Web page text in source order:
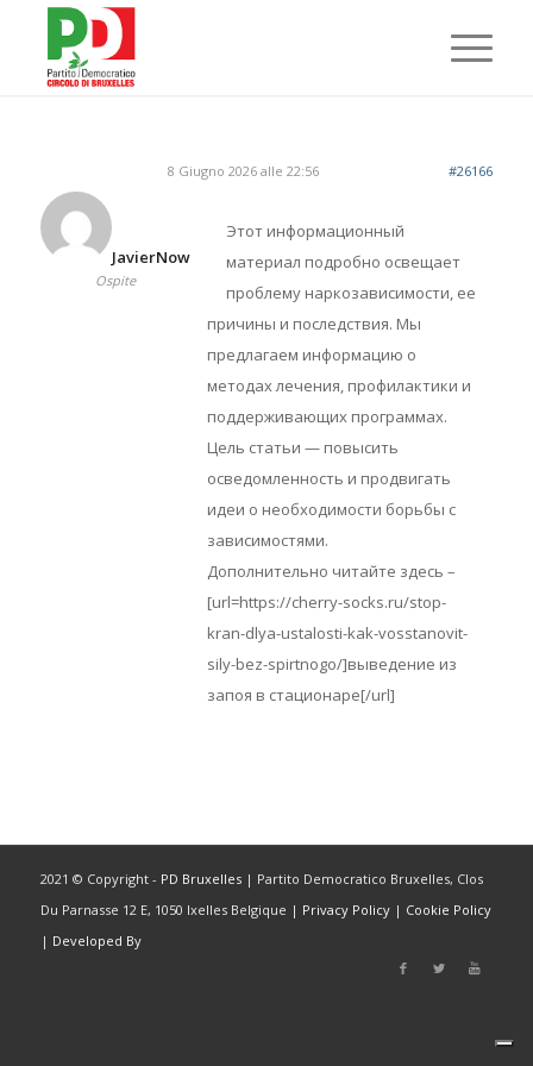
8 Giugno 2026 alle 22:56 #26166
JavierNow
Ospite
Этот информационный
материал подробно освещает
проблему наркозависимости, ее
причины и последствия. Мы
предлагаем информацию о
методах лечения, профилактики и
поддерживающих программах.
Цель статьи — повысить
осведомленность и продвигать
идеи о необходимости борьбы с
зависимостями.
Дополнительно читайте здесь –
[url=https://cherry-socks.ru/stop-
kran-dlya-ustalosti-kak-vosstanovit-
sily-bez-spirtnogo/]выведение из
запоя в стационаре[/url]
2021 © Copyright - PD Bruxelles| Partito Democratico Bruxelles, Clos
Du Parnasse 12 E, 1050 Ixelles Belgique | Privacy Policy| Cookie Policy
| Developed By